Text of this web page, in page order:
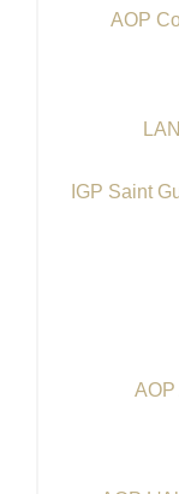
AOP
IGP Saint
AOP